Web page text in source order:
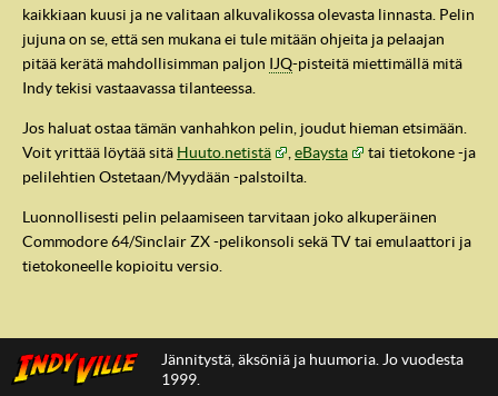
kaikkiaan kuusi ja ne valitaan alkuvalikossa olevasta linnasta. Pelin
jujuna on se, että sen mukana ei tule mitään ohjeita ja pelaajan
pitää kerätä mahdollisimman paljon IJQ-pisteitä miettimällä mitä
Indy tekisi vastaavassa tilanteessa.
Jos haluat ostaa tämän vanhahkon pelin, joudut hieman etsimään.
Voit yrittää löytää sitä Huuto.netistä eBaysta
tai tietokone -ja
pelilehtien Ostetaan/Myydään -palstoilta.
Luonnollisesti pelin pelaamiseen tarvitaan joko alkuperäinen
Commodore 64/Sinclair ZX -pelikonsoli sekä TV tai emulaattori ja
tietokoneelle kopioitu versio.
Jännitystä, äksöniä ja huumoria. Jo vuodesta
1999.